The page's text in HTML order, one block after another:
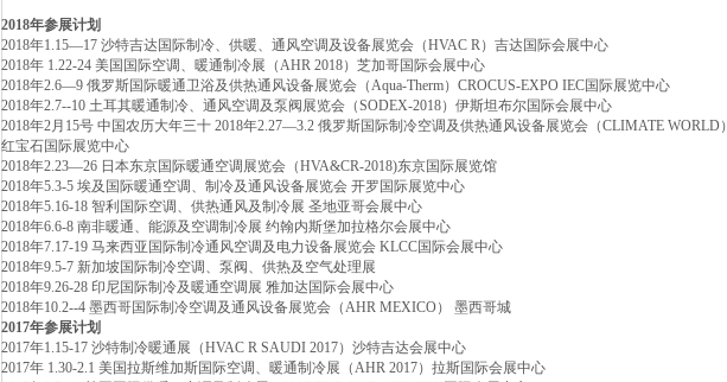
2018年参展计划
2018年1.15—17 沙特吉达国际制冷、供暖、通风空调及设备展览会（HVAC R）吉达国际会展中心
2018年 1.22-24 美国国际空调、暖通制冷展（AHR 2018）芝加哥国际会展中心
2018年2.6—9 俄罗斯国际暖通卫浴及供热通风设备展览会（Aqua-Therm）CROCUS-EXPO IEC国际展览中心
2018年2.7--10 土耳其暖通制冷、通风空调及泵阀展览会（SODEX-2018）伊斯坦布尔国际会展中心
2018年2月15号 中国农历大年三十 2018年2.27—3.2 俄罗斯国际制冷空调及供热通风设备展览会（CLIMATE WORLD）
红宝石国际展览中心
2018年2.23—26 日本东京国际暖通空调展览会（HVA&CR-2018)东京国际展览馆
2018年5.3-5 埃及国际暖通空调、制冷及通风设备展览会 开罗国际展览中心
2018年5.16-18 智利国际空调、供热通风及制冷展 圣地亚哥会展中心
2018年6.6-8 南非暖通、能源及空调制冷展 约翰内斯堡加拉格尔会展中心
2018年7.17-19 马来西亚国际制冷通风空调及电力设备展览会 KLCC国际会展中心
2018年9.5-7 新加坡国际制冷空调、泵阀、供热及空气处理展
2018年9.26-28 印尼国际制冷及暖通空调展 雅加达国际会展中心
2018年10.2--4 墨西哥国际制冷空调及通风设备展览会（AHR MEXICO） 墨西哥城
2017年参展计划
2017年1.15-17 沙特制冷暖通展（HVAC R SAUDI 2017）沙特吉达会展中心
2017年 1.30-2.1 美国拉斯维加斯国际空调、暖通制冷展（AHR 2017）拉斯国际会展中心